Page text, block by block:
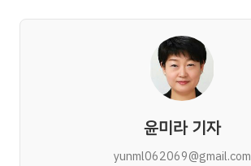
윤미라 기자
yunml062069@gmail.com